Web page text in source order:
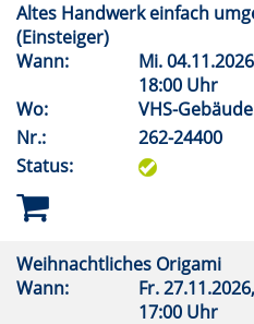
Altes Handwerk einfach
(Einsteiger)
Wann:
Mi.
18:00 Uhr
Wo:
VHS-
Nr.:
262-24400
Status:
Weihnachtliches Origami
Wann:
Fr.27.11.2026,
17:00 Uhr